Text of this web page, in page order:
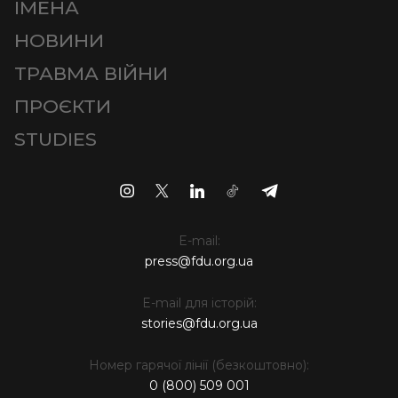
ІМЕНА
НОВИНИ
ТРАВМА ВІЙНИ
ПРОЄКТИ
STUDIES
E-mail:
press@fdu.org.ua
E-mail для історій:
stories@fdu.org.ua
Номер гарячої лінії (безкоштовно):
0 (800) 509 001